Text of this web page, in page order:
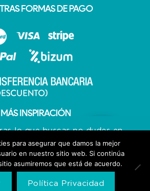
lo que buscas no dudes en
FORMAS DE PAGO
MÁS INSPIRACIÓN
para asegurar que damos la mejor
en nuestro sitio web. Si continúa
asumiremos que está de acuerdo.
Política Privacidad